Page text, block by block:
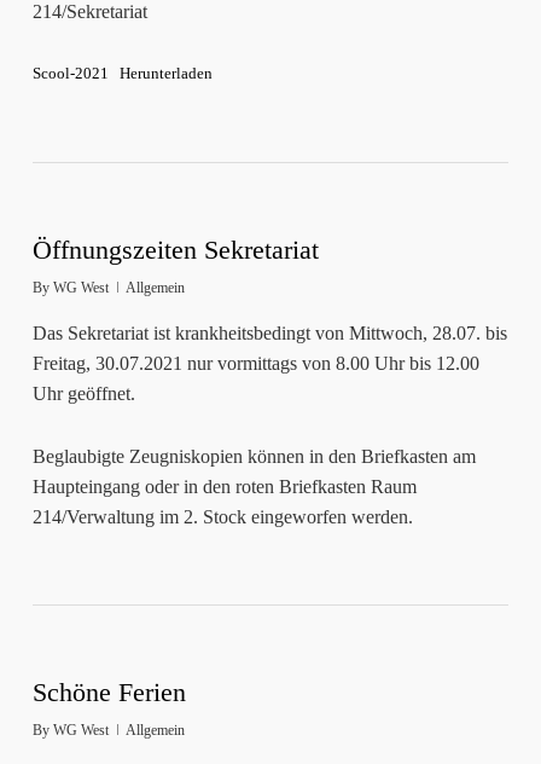
214/Sekretariat
Scool-2021 Herunterladen
Öffnungszeiten Sekretariat
By WG West Allgemein
Das Sekretariat ist krankheitsbedingt von Mittwoch, 28.07. bis
Freitag, 30.07.2021 nur vormittags von 8.00 Uhr bis 12.00
Uhr geöffnet.
Beglaubigte Zeugniskopien können in den Briefkasten am
Haupteingang oder in den roten Briefkasten Raum
214/Verwaltung im 2. Stock eingeworfen werden.
Schöne Ferien
By WG West Allgemein